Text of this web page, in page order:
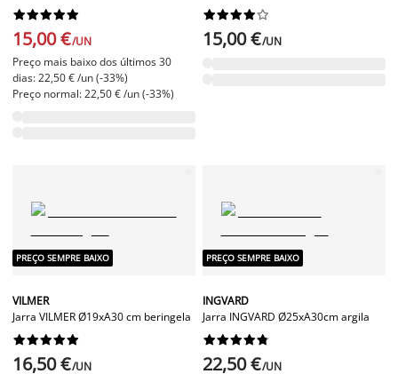






15,00 €/UN
Preço mais baixo dos últimos 30
dias: 22,50 € /un (-33%)
Preço normal: 22,50 € /un (-33%)






15,00 €/UN
PREÇO SEMPRE BAIXO
VILMER
Jarra VILMER Ø19xA30 cm beringela






16,50 €/UN
PREÇO SEMPRE BAIXO
INGVARD
Jarra INGVARD Ø25xA30cm argila






22,50 €/UN